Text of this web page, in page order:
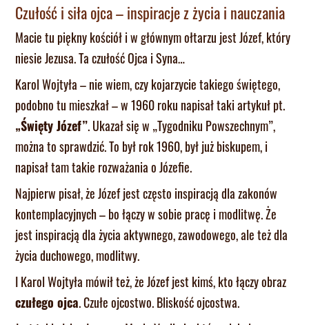
Czułość i siła ojca – inspiracje z życia i nauczania
Macie tu piękny kościół i w głównym ołtarzu jest Józef, który
niesie Jezusa. Ta czułość Ojca i Syna…
Karol Wojtyła – nie wiem, czy kojarzycie takiego świętego,
podobno tu mieszkał – w 1960 roku napisał taki artykuł pt.
„Święty Józef”. Ukazał się w „Tygodniku Powszechnym”,
można to sprawdzić. To był rok 1960, był już biskupem, i
napisał tam takie rozważania o Józefie.
Najpierw pisał, że Józef jest często inspiracją dla zakonów
kontemplacyjnych – bo łączy w sobie pracę i modlitwę. Że
jest inspiracją dla życia aktywnego, zawodowego, ale też dla
życia duchowego, modlitwy.
I Karol Wojtyła mówił też, że Józef jest kimś, kto łączy obraz
czułego ojca. Czułe ojcostwo. Bliskość ojcostwa.